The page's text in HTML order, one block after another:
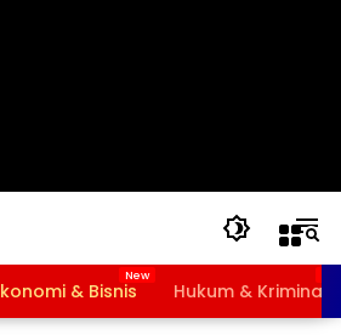
& Bisnis Hukum & Kriminal
Bansos PKH dan BPNT